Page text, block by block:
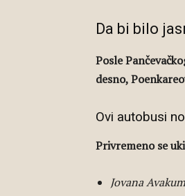
Da bi bilo
Posle
desno,
Ovi autobusi
Privremeno se
Jovana